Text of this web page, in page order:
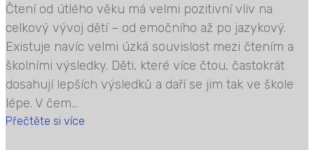
Čtení od útlého věku má velmi pozitivní vliv na
celkový vývoj dětí – od emočního až po jazykový.
Existuje navíc velmi úzká souvislost mezi čtením a
školními výsledky. Děti, které více čtou, častokrát
dosahují lepších výsledků a daří se jim tak ve škole
lépe. V čem...
Přečtěte si více